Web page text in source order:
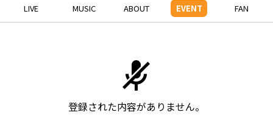
LIVE MUSIC ABOUT EVENT FAN
登録された内容がありません。